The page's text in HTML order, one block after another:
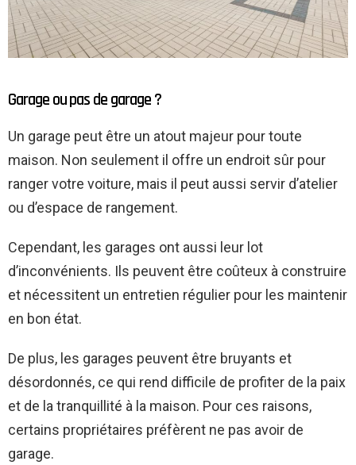
Garage ou pas de garage ?
Un garage peut être un atout majeur pour toute
maison. Non seulement il offre un endroit sûr pour
ranger votre voiture, mais il peut aussi servir d’atelier
ou d’espace de rangement.
Cependant, les garages ont aussi leur lot
d’inconvénients. Ils peuvent être coûteux à construire
et nécessitent un entretien régulier pour les maintenir
en bon état.
De plus, les garages peuvent être bruyants et
désordonnés, ce qui rend difficile de profiter de la paix
et de la tranquillité à la maison. Pour ces raisons,
certains propriétaires préfèrent ne pas avoir de
garage.